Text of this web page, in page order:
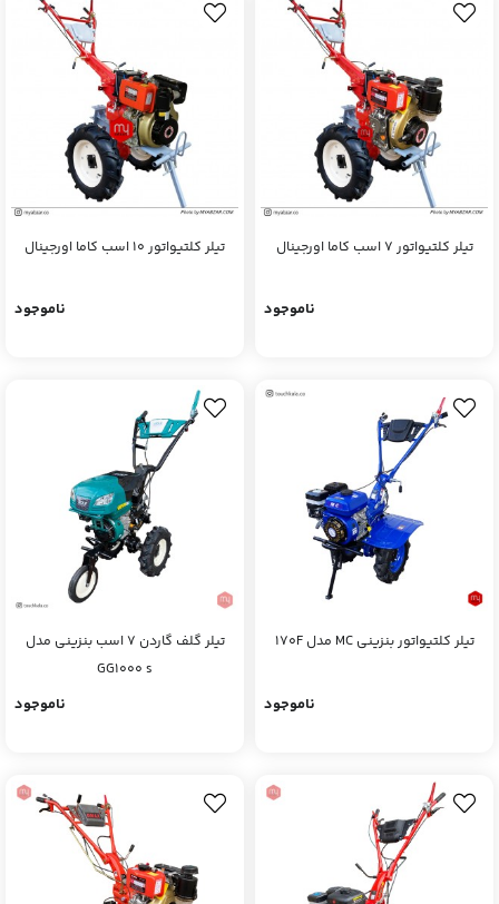
تیلر کلتیواتور 7 اسب کاما اورجینال
ناموجود
تیلر کلتیواتور 10 اسب کاما اورجینال
ناموجود
تیلر کلتیواتور بنزینی MC مدل 170F
ناموجود
تیلر گلف گاردن 7 اسب بنزینی مدل
GG1000 s
ناموجود